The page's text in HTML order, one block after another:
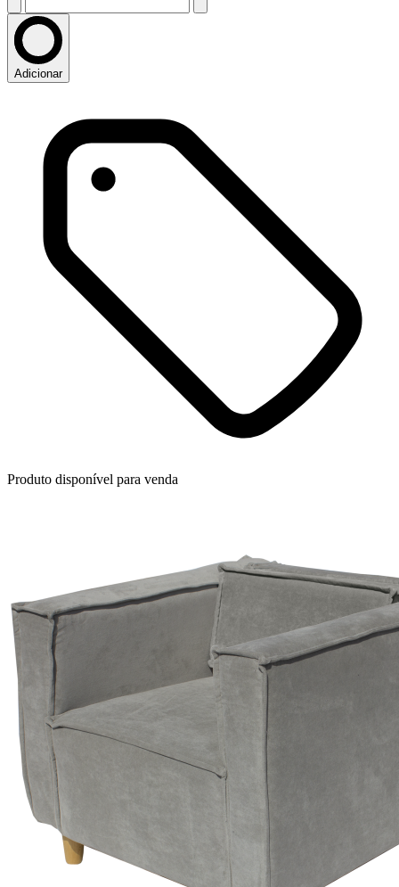
Adicionar
Produto disponível para venda